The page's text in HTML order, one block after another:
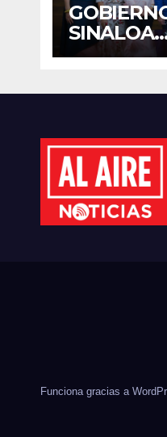
SINALOA
MUJERES
CULIACÁN
Funciona gracias a